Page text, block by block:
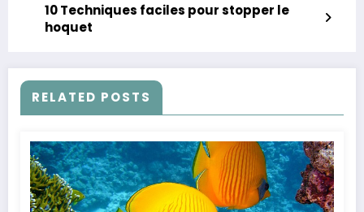
10 Techniques faciles pour stopper le
hoquet
RELATED POSTS